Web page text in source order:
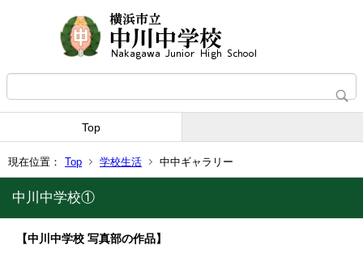
Top
現在位置： Top 学校生活 中中ギャラリー
中川中学校①
【中川中学校 写真部の作品】